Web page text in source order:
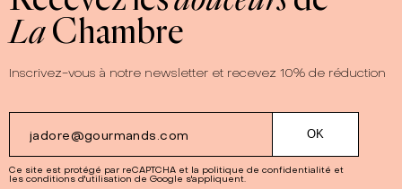
LaChambre
Inscrivez-vous à notre newsletter et recevez 10% de réduction
Ce site est protégé par reCAPTCHA et la politique de confidentialité et
les conditions d'utilisation de Google s'appliquent.